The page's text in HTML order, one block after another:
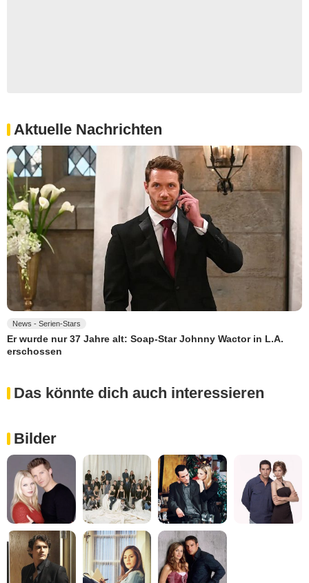
Aktuelle Nachrichten
News - Serien-Stars
Er wurde nur 37 Jahre alt: Soap-Star Johnny Wactor in L.A.
erschossen
Das könnte dich auch interessieren
Bilder